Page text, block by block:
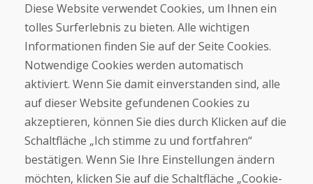
Kontakt
Kaufen
E-Shop
Geschäftsbedingungen
Zahlung
Beschwerde
Rückgabe und Umtausch von Waren
Cookies
Diese Website verwendet Cookies, um Ihnen ein
tolles Surferlebnis zu bieten. Alle wichtigen
Informationen finden Sie auf der Seite Cookies.
Notwendige Cookies werden automatisch
aktiviert. Wenn Sie damit einverstanden sind, alle
auf dieser Website gefundenen Cookies zu
akzeptieren, können Sie dies durch Klicken auf die
Schaltfläche „Ich stimme zu und fortfahren“
bestätigen. Wenn Sie Ihre Einstellungen ändern
möchten, klicken Sie auf die Schaltfläche „Cookie-